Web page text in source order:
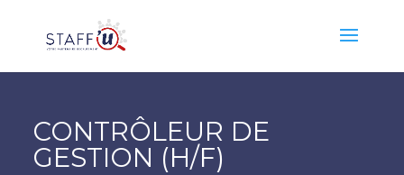
CONTRÔLEUR DE
GESTION (H/F)